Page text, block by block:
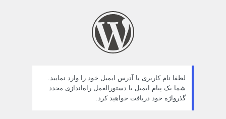
لطفا نام کاربری یا آدرس ایمیل خود را وارد نمایید.
شما یک پیام ایمیل با دستورالعمل راه‌اندازی مجدد
گذرواژه خود دریافت خواهید کرد.